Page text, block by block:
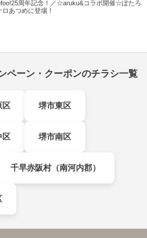
周年記念！／☆aruku&コラボ開催☆ぽたろ
ロあつめに登場！
ペーン・クーポンのチラシ一覧
区 堺市東区
区 堺市南区
千早赤阪村（南河内郡）